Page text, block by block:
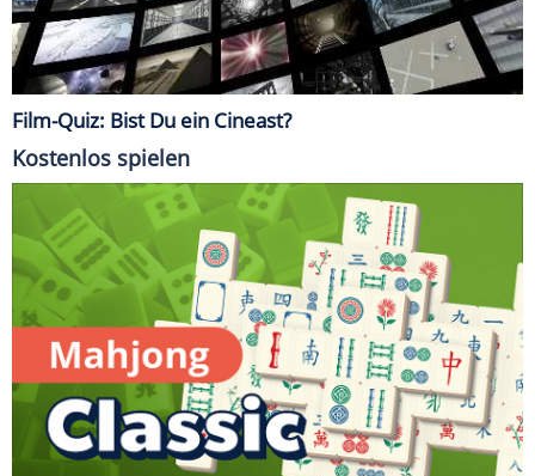
Film-Quiz: Bist Du ein Cineast?
Kostenlos spielen